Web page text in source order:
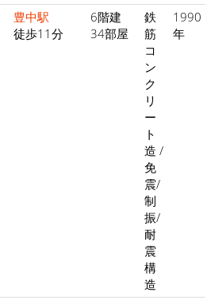
豊中駅
徒歩11分
6階建
34部屋
鉄
筋
コ
ン
ク
リ
ー
ト
造 /
免
震/
制
振/
耐
震
構
造
1990
年